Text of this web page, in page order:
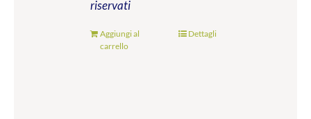
riservati
Aggiungi al
carrello
Dettagli